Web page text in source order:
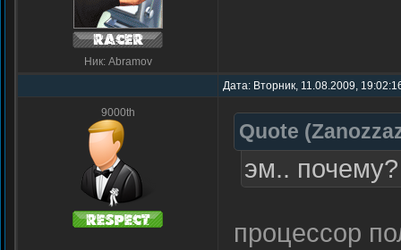
Ник: Abramov
Дата: Вторник, 11.08.2009,
9000th
Quote (
эм.. почему?
процессор